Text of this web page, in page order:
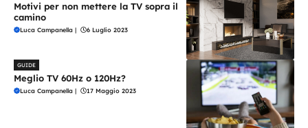
Motivi per non mettere la TV sopra il
camino
Luca Campanella | 6 Luglio 2023
GUIDE
Meglio TV 60Hz o 120Hz?
Luca Campanella | 17 Maggio 2023